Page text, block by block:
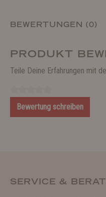
BEWERTUNGEN (0)
PRODUKT
Teile Deine Erfahrungen mit
Bewertung schreiben
SERVICE &